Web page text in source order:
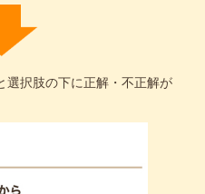
選択肢の下に正解・不正解が